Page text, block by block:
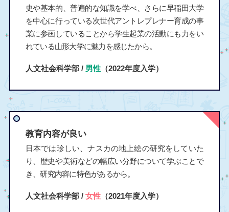
史や基本的、普遍的な知識を学べ、さらに早稲田大学
を中心に行っている次世代アントレプレナー育成の事
業に参画していることから学生起業の活動にも力をい
れている山形大学に魅力を感じたから。
人文社会科学部 / 男性（2022年度入学）
教育内容が良い
日本では珍しい、ナスカの地上絵の研究をしていた
り、歴史や美術などの幅広い分野について学ぶことで
き、研究内容に特色があるから。
人文社会科学部 / 女性（2021年度入学）